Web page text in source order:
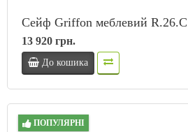
Сейф Griffon меблевий R.26.C
13 920 грн.
До кошика
ПОПУЛЯРНІ